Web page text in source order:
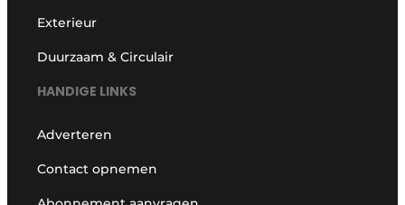
Exterieur
Duurzaam & Circulair
HANDIGE LINKS
Adverteren
Contact opnemen